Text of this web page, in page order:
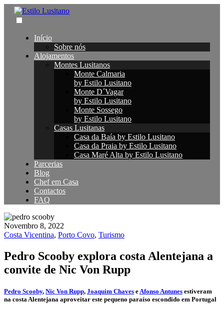
Início
Sobre nós
Alojamentos
Montes Lusitanos
Monte Calmaria
by Estilo Lusitano
Monte D´Vagar
by Estilo Lusitano
Monte Sossego
by Estilo Lusitano
Casas Lusitanas
Casa da Baía by Estilo Lusitano
Casa da Praia by Estilo Lusitano
Casa Maré Alta by Estilo Lusitano
Parcerias
Blog
Chef em Casa
Contactos
FAQ
Novembro 8, 2022
Costa Vicentina, Porto Covo, Turismo
Pedro Scooby explora costa Alentejana a
convite de Nic Von Rupp
Pedro Scooby, Nic Von Rupp, Joaquim Chaves eAfonso Antunes estiveram
na costa Alentejana aproveitar este pequeno paraíso escondido em Portugal